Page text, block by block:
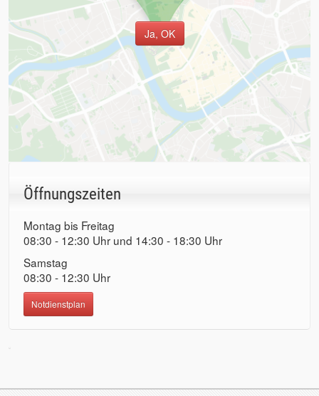
Ja, OK
Öffnungszeiten
Montag bis Freitag
08:30 - 12:30 Uhr und 14:30 - 18:30 Uhr
Samstag
08:30 - 12:30 Uhr
Notdienstplan